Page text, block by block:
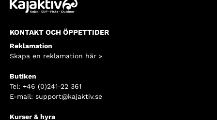
KONTAKT OCH ÖPPETTIDER
Reklamation
Skapa en reklamation här »
Butiken
Tel: +46 (0)241-22 361
E-mail: support@kajaktiv.se
Kurser & hyra